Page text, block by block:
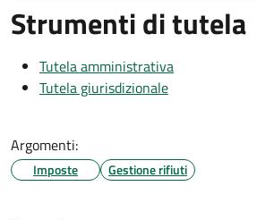
Strumenti di tutela
Tutela amministrativa
Tutela giurisdizionale
Argomenti:
Imposte Gestione rifiuti